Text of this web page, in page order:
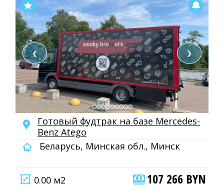
❮ ❯
Готовый фудтрак на базе Mercedes-
Benz Atego
Беларусь, Минская обл., Минск
0.00 м2 107 266 BYN